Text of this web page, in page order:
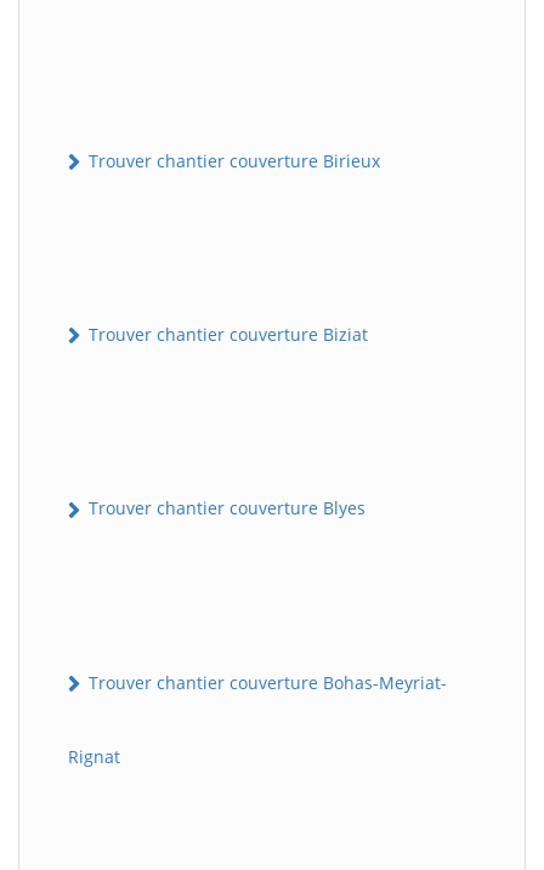
Trouver chantier couverture Birieux
Trouver chantier couverture Biziat
Trouver chantier couverture Blyes
Trouver chantier couverture Bohas-Meyriat-
Rignat